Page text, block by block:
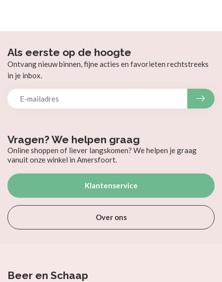
Vragen? We helpen graag
Online shoppen of liever langskomen? We helpen je graag
vanuit onze winkel in Amersfoort.
Klantenservice
Over ons
Als eerste op de hoogte
Ontvang nieuw binnen, fijne acties en favorieten rechtstreeks
in je inbox.
Beer en Schaap